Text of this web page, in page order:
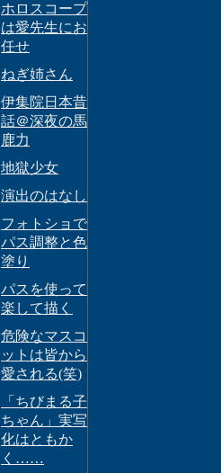
ホロスコープ
は愛先生にお
任せ
ねぎ姉さん
伊集院日本昔
話＠深夜の馬
鹿力
地獄少女
演出のはなし
フォトショで
パス調整と色
塗り
パスを使って
楽して描く
危険なマスコ
ットは皆から
愛される(笑)
「ちびまる子
ちゃん」実写
化はともか
く……